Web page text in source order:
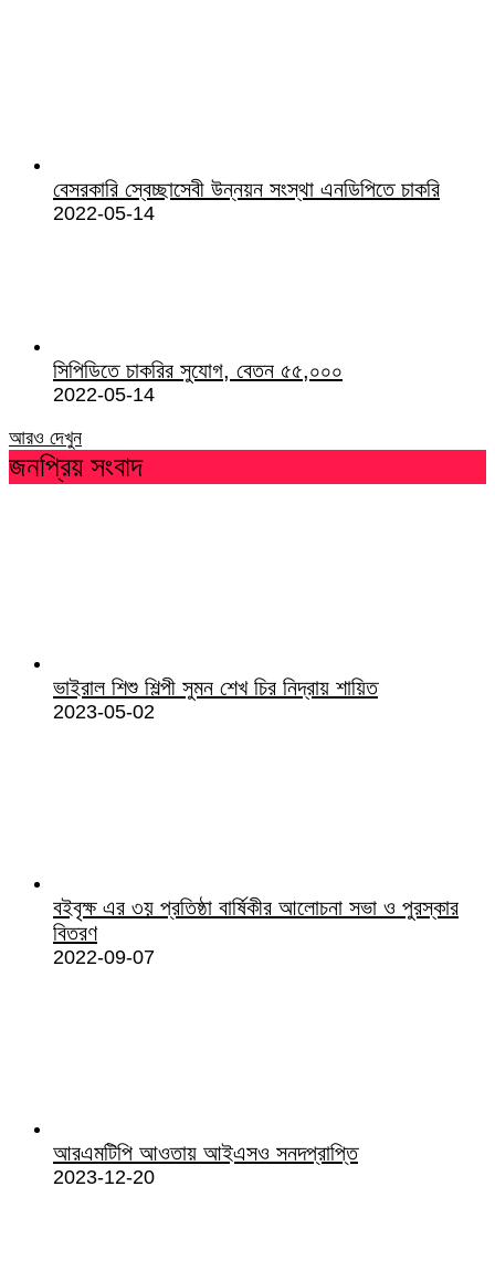
বেসরকারি স্বেচ্ছাসেবী উন্নয়ন সংস্থা এনডিপিতে চাকরি
2022-05-14
সিপিডিতে চাকরির সুযোগ, বেতন ৫৫,০০০
2022-05-14
আরও দেখুন
জনপ্রিয় সংবাদ
ভাইরাল শিশু শিল্পী সুমন শেখ চির নিদ্রায় শায়িত
2023-05-02
বইবৃক্ষ এর ৩য় প্রতিষ্ঠা বার্ষিকীর আলোচনা সভা ও পুরস্কার
বিতরণ
2022-09-07
আরএমটিপি আওতায় আইএসও সনদপ্রাপ্তি
2023-12-20